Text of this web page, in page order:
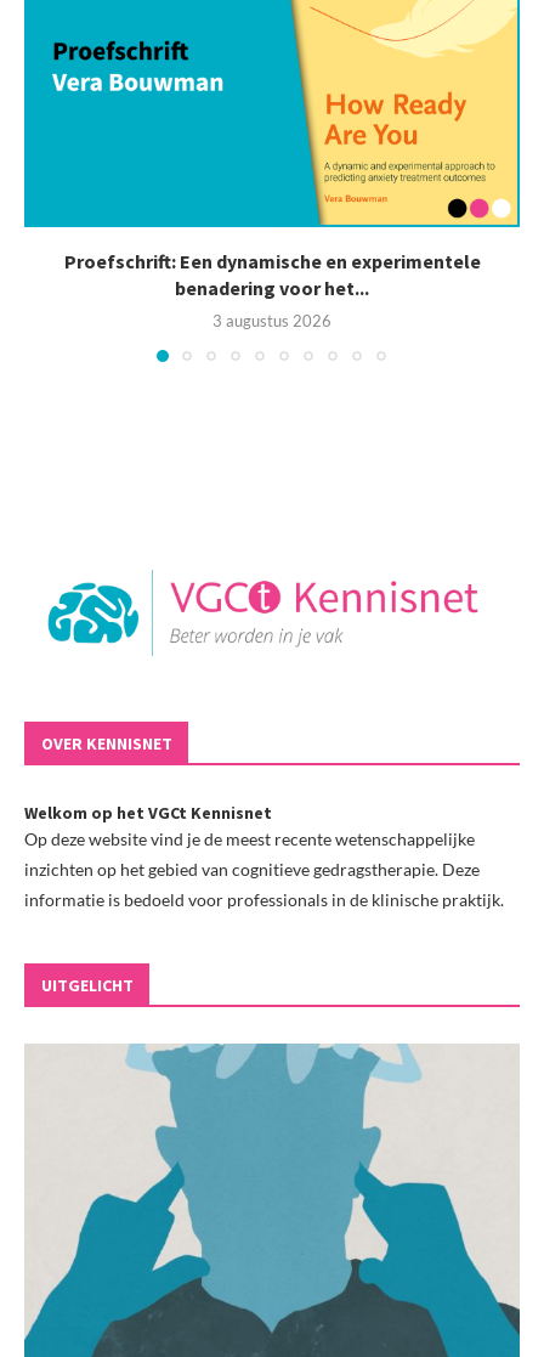
Proefschrift: Een dynamische en experimentele
benadering voor het...
3 augustus 2026
OVER KENNISNET
Welkom op het VGCt Kennisnet
Op deze website vind je de meest recente wetenschappelijke
inzichten op het gebied van cognitieve gedragstherapie. Deze
informatie is bedoeld voor professionals in de klinische praktijk.
UITGELICHT